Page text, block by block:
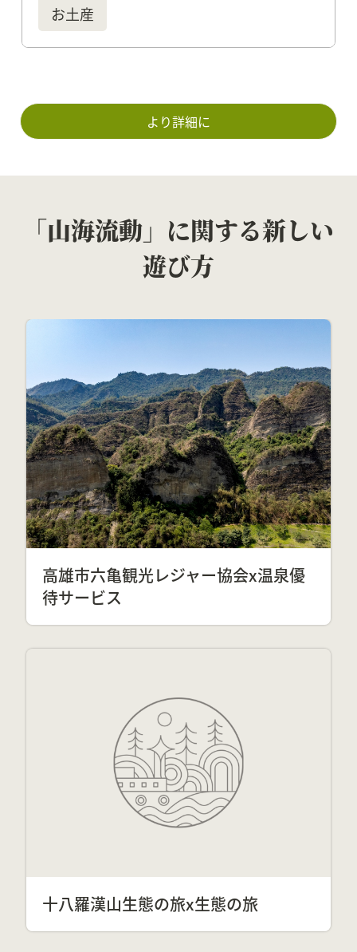
お土産
より詳細に
「山海流動」に関する新しい
遊び方
高雄市六亀観光レジャー協会x温泉優
待サービス
十八羅漢山生態の旅x生態の旅